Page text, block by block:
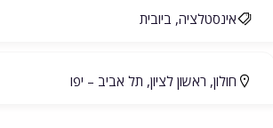
אינסטלציה, ביובית
חולון, ראשון לציון, תל אביב – יפו